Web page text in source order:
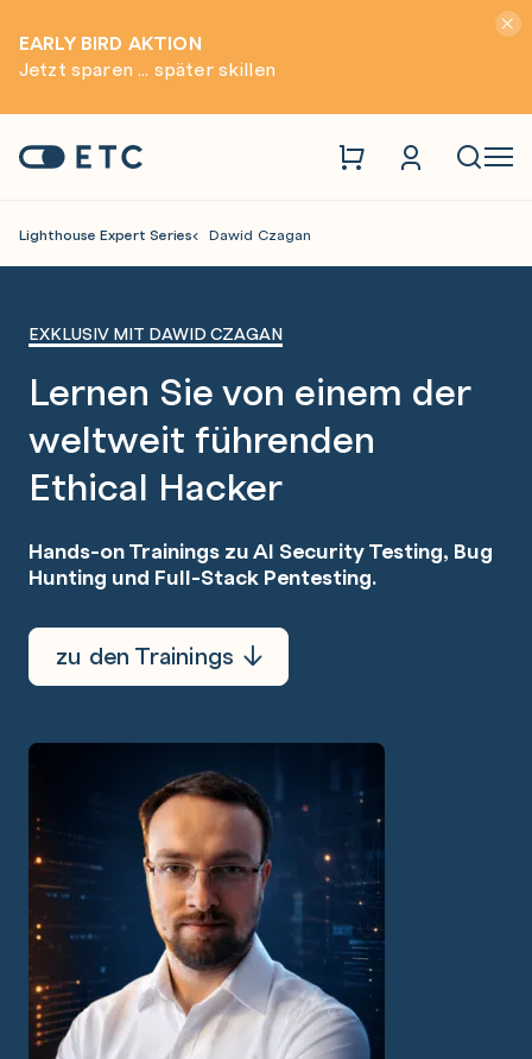
EARLY BIRD AKTION
Jetzt sparen ... später skillen
Startseite: ETC
Lighthouse Expert Series Dawid Czagan
EXKLUSIV MIT DAWID CZAGAN
Lernen Sie von einem der
weltweit führenden
Ethical Hacker
Hands-on Trainings zu AI Security Testing, Bug
Hunting und Full-Stack Pentesting.
zu den Trainings